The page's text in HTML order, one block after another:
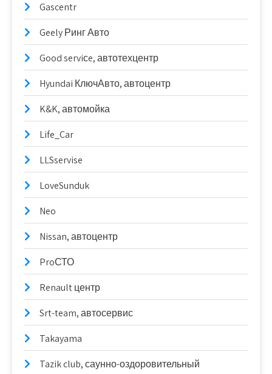
Gascentr
Geely Ринг Авто
Good serviсe, автотехцентр
Hyundai КлючАвто, автоцентр
K&K, автомойка
Life_Car
LLSservise
LoveSunduk
Neo
Nissan, автоцентр
ProСТО
Renault центр
Srt-team, автосервис
Takayama
Tazik club, саунно-оздоровительный